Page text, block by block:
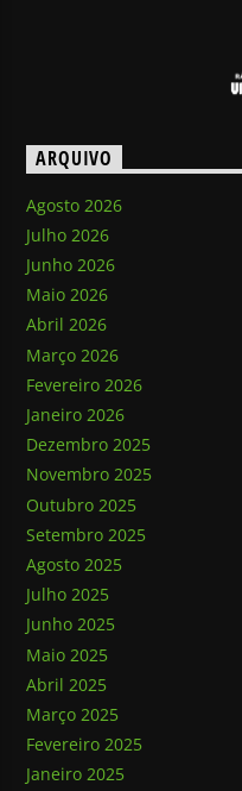
ARQUIVO
Agosto 2026
Julho 2026
Junho 2026
Maio 2026
Abril 2026
Março 2026
Fevereiro 2026
Janeiro 2026
Dezembro 2025
Novembro 2025
Outubro 2025
Setembro 2025
Agosto 2025
Julho 2025
Junho 2025
Maio 2025
Abril 2025
Março 2025
Fevereiro 2025
Janeiro 2025